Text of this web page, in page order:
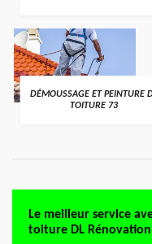
DÉMOUSSAGE ET PEINTURE
TOITURE 73
Le meilleur service
toiture DL Rénovation